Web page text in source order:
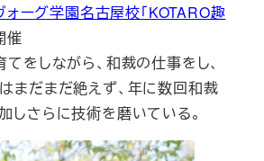
ォーグ学園名古屋校「KOTARO趣
催
をしながら、和裁の仕事をし、
まだまだ絶えず、年に数回和裁
しさらに技術を磨いている。